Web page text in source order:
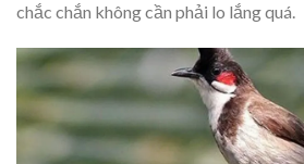
chắc chắn không cần phải lo lắng quá.